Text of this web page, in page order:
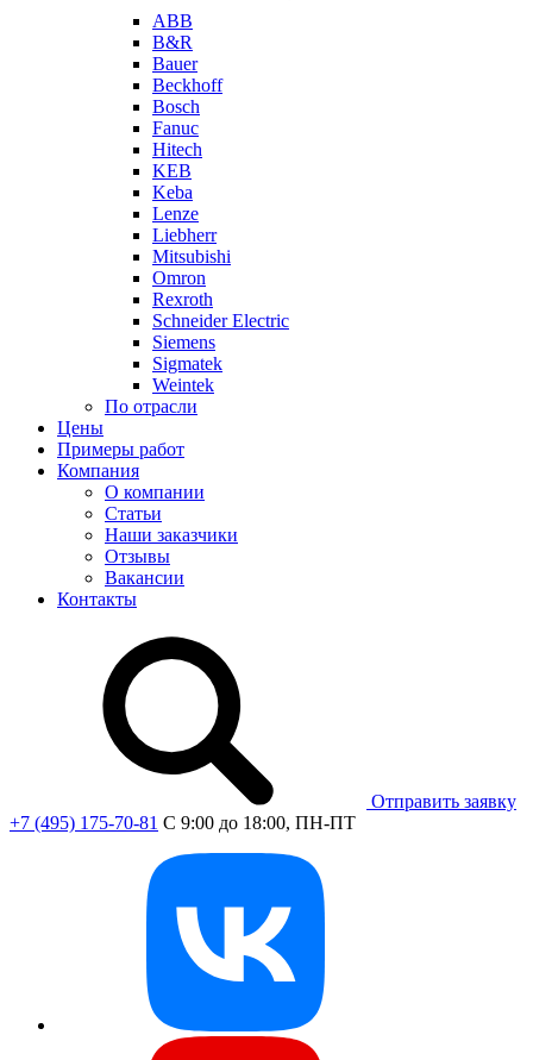
ABB
B&R
Bauer
Beckhoff
Bosch
Fanuc
Hitech
KEB
Keba
Lenze
Liebherr
Mitsubishi
Omron
Rexroth
Schneider Electric
Siemens
Sigmatek
Weintek
По отрасли
Цены
Примеры работ
Компания
О компании
Статьи
Наши заказчики
Отзывы
Вакансии
Контакты
Отправить заявку
+7 (495) 175-70-81 C 9:00 до 18:00, ПН-ПТ